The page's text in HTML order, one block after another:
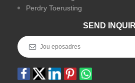
Perdry Toerusting
SEND